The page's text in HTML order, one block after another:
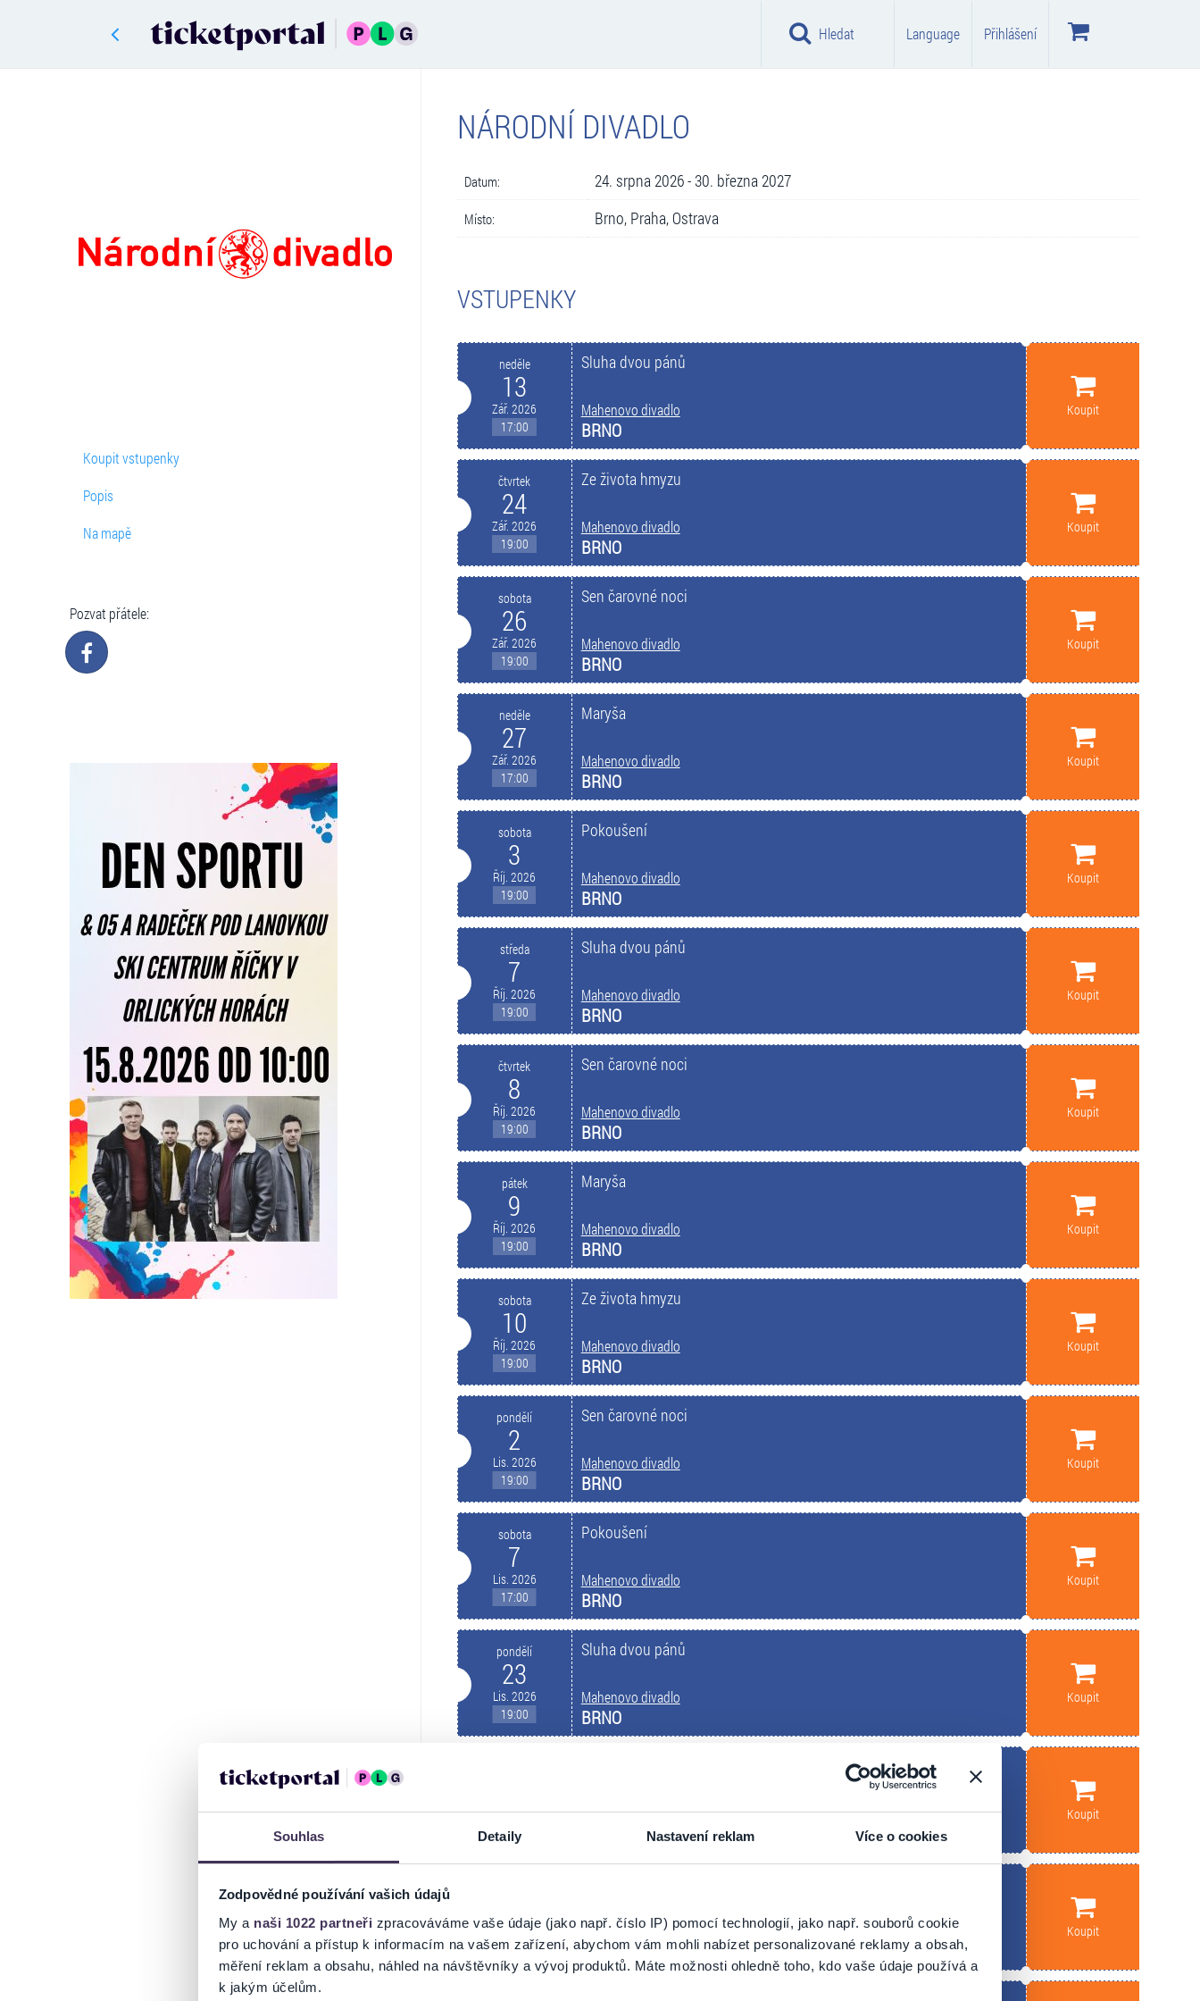
Souhlas Detaily Nastavení reklam Více o cookies
Zodpovědné používání vašich údajů
My a naši 1022 partneři zpracováváme vaše údaje (jako např. číslo IP) pomocí technologií, jako např. souborů cookie
pro uchování a přístup k informacím na vašem zařízení, abychom vám mohli nabízet personalizované reklamy a obsah,
měření reklam a obsahu, náhled na návštěvníky a vývoj produktů. Máte možnosti ohledně toho, kdo vaše údaje používá a
k jakým účelům.
Hledat Language Přihlášení
Koupit vstupenky
Popis
Na mapě
Pozvat přátele:
NÁRODNÍ DIVADLO
Datum: 24. srpna 2026 - 30. března 2027
Místo: Brno, Praha, Ostrava
VSTUPENKY
neděle
13
Zář. 2026
17:00
Sluha dvou pánů
Mahenovo divadlo
BRNO
Koupit
čtvrtek
24
Zář. 2026
19:00
Ze života hmyzu
Mahenovo divadlo
BRNO
Koupit
sobota
26
Zář. 2026
19:00
Sen čarovné noci
Mahenovo divadlo
BRNO
Koupit
neděle
27
Zář. 2026
17:00
Maryša
Mahenovo divadlo
BRNO
Koupit
sobota
3
Říj. 2026
19:00
Pokoušení
Mahenovo divadlo
BRNO
Koupit
středa
7
Říj. 2026
19:00
Sluha dvou pánů
Mahenovo divadlo
BRNO
Koupit
čtvrtek
8
Říj. 2026
19:00
Sen čarovné noci
Mahenovo divadlo
BRNO
Koupit
pátek
9
Říj. 2026
19:00
Maryša
Mahenovo divadlo
BRNO
Koupit
sobota
10
Říj. 2026
19:00
Ze života hmyzu
Mahenovo divadlo
BRNO
Koupit
pondělí
2
Lis. 2026
19:00
Sen čarovné noci
Mahenovo divadlo
BRNO
Koupit
sobota
7
Lis. 2026
17:00
Pokoušení
Mahenovo divadlo
BRNO
Koupit
pondělí
23
Lis. 2026
19:00
Sluha dvou pánů
Mahenovo divadlo
BRNO
Koupit
Lis. 2026
19:00
Mahenovo divadlo Koupit
Lis. 2026
19:00
Mahenovo divadlo
BRNO
Koupit